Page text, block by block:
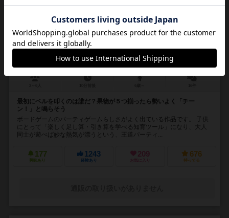
No.16
ハリガリ
Halli Galli
最初にベルを叩くのは誰だ？果物が５つ揃ったら勢いよく「チー
ン！」と鳴らそう
ボードゲームのパーティゲームらしさがよく出ている作品です。 子供
にとって「楽しく足し算・引き算を学べる知育ツール」になり、大人
同士が遊べば妙な熱気が漂うという、王道パーティ...
177
興味あり
1243
経験あり
209
お気に入り
676
持ってる